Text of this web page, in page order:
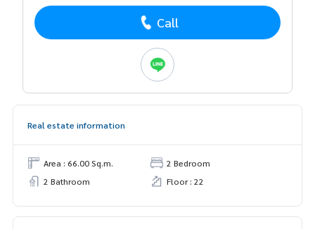
Call
Real estate information
Area : 66.00 Sq.m.
2 Bedroom
2 Bathroom
Floor : 22